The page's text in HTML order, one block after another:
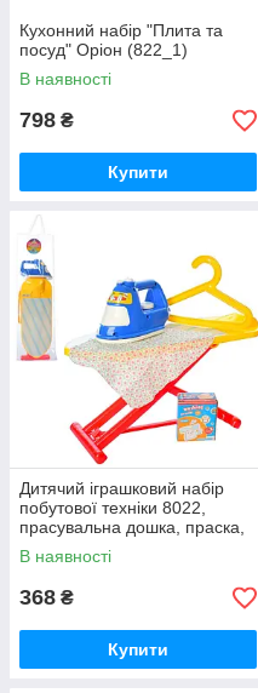
Кухонний набір "Плита та
посуд" Оріон (822_1)
В наявності
798 ₴
Купити
Дитячий іграшковий набір
побутової техніки 8022,
прасувальна дошка, праска,
вішалка
В наявності
368 ₴
Купити